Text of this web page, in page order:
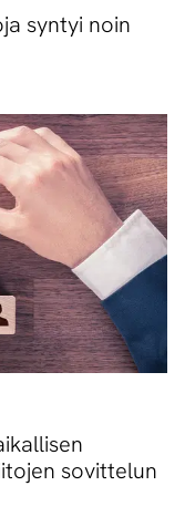
syntyi noin
sovittelun